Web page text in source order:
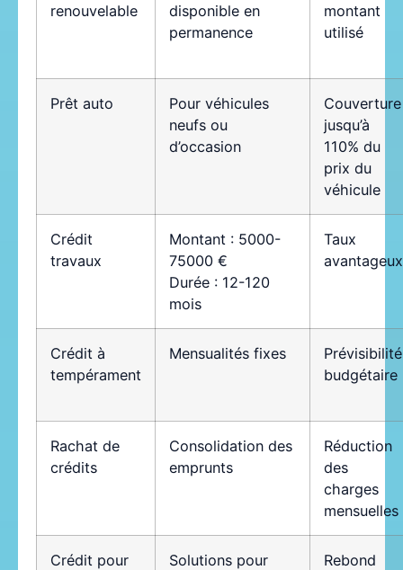
renouvelable
disponible en
permanence
montant
utilisé
Prêt auto
Pour véhicules
neufs ou
d’occasion
Couverture
jusqu’à
110% du
prix du
véhicule
Crédit
travaux
Montant : 5000-
75000 €
Durée : 12-120
mois
Taux
avantageux
Crédit à
tempérament
Mensualités fixes
Prévisibilité
budgétaire
Rachat de
crédits
Consolidation des
emprunts
Réduction
des
charges
mensuelles
Crédit pour
Solutions pour
Rebond